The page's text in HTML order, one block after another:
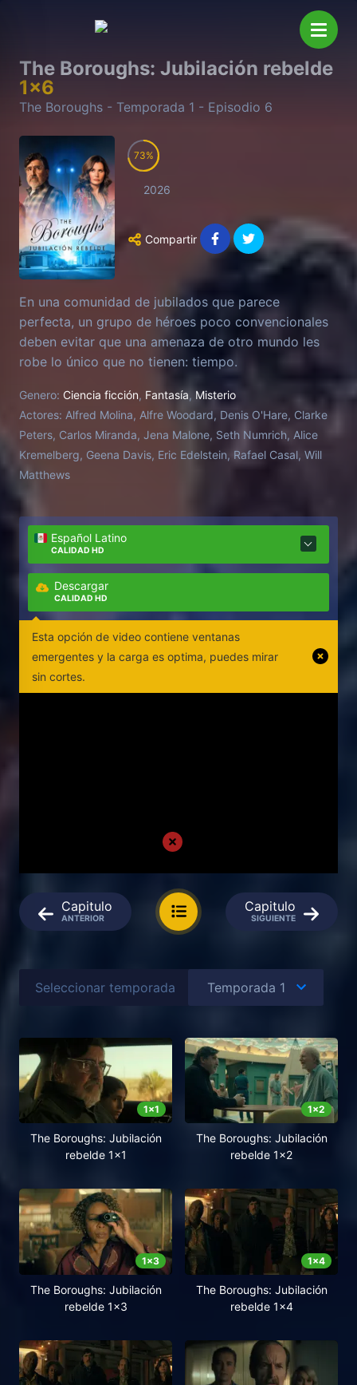
The Boroughs: Jubilación rebelde
1x6
The Boroughs - Temporada 1 - Episodio 6
73
2026
Compartir
En una comunidad de jubilados que parece
perfecta, un grupo de héroes poco convencionales
deben evitar que una amenaza de otro mundo les
robe lo único que no tienen: tiempo.
Genero: Ciencia ficción, Fantasía, Misterio
Actores: Alfred Molina, Alfre Woodard, Denis O'Hare, Clarke
Peters, Carlos Miranda, Jena Malone, Seth Numrich, Alice
Kremelberg, Geena Davis, Eric Edelstein, Rafael Casal, Will
Matthews
Español Latino
CALIDAD HD
Descargar
CALIDAD HD
Esta opción de video contiene ventanas
emergentes y la carga es optima, puedes mirar
sin cortes.
Capitulo
ANTERIOR
Capitulo
SIGUIENTE
Seleccionar temporada
1x1
The Boroughs: Jubilación
rebelde 1x1
1x2
The Boroughs: Jubilación
rebelde 1x2
1x3
The Boroughs: Jubilación
rebelde 1x3
1x4
The Boroughs: Jubilación
rebelde 1x4